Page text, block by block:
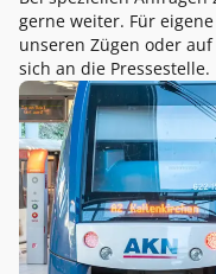
gerne weiter. Für
unseren Zügen oder
sich an die Pressestelle.